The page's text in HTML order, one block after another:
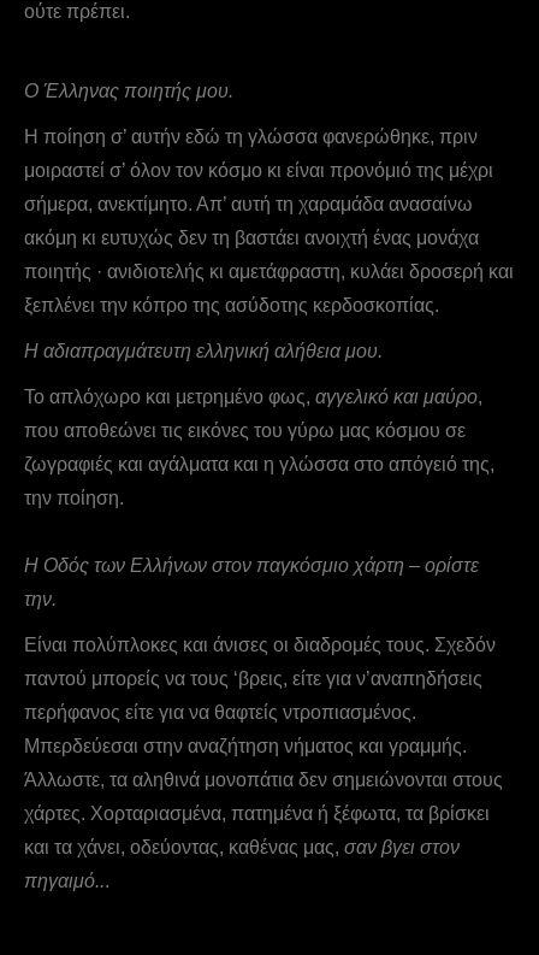
ούτε πρέπει.
Ο Έλληνας ποιητής μου.
Η ποίηση σ’ αυτήν εδώ τη γλώσσα φανερώθηκε, πριν
μοιραστεί σ’ όλον τον κόσμο κι είναι προνόμιό της μέχρι
σήμερα, ανεκτίμητο. Απ’ αυτή τη χαραμάδα ανασαίνω
ακόμη κι ευτυχώς δεν τη βαστάει ανοιχτή ένας μονάχα
ποιητής · ανιδιοτελής κι αμετάφραστη, κυλάει δροσερή και
ξεπλένει την κόπρο της ασύδοτης κερδοσκοπίας.
Η αδιαπραγμάτευτη ελληνική αλήθεια μου.
Το απλόχωρο και μετρημένο φως, αγγελικό και μαύρο,
που αποθεώνει τις εικόνες του γύρω μας κόσμου σε
ζωγραφιές και αγάλματα και η γλώσσα στο απόγειό της,
την ποίηση.
Η Οδός των Ελλήνων στον παγκόσμιο χάρτη – ορίστε
την.
Είναι πολύπλοκες και άνισες οι διαδρομές τους. Σχεδόν
παντού μπορείς να τους ‘βρεις, είτε για ν’αναπηδήσεις
περήφανος είτε για να θαφτείς ντροπιασμένος.
Μπερδεύεσαι στην αναζήτηση νήματος και γραμμής.
Άλλωστε, τα αληθινά μονοπάτια δεν σημειώνονται στους
χάρτες. Χορταριασμένα, πατημένα ή ξέφωτα, τα βρίσκει
και τα χάνει, οδεύοντας, καθένας μας, σαν βγει στον
πηγαιμό...